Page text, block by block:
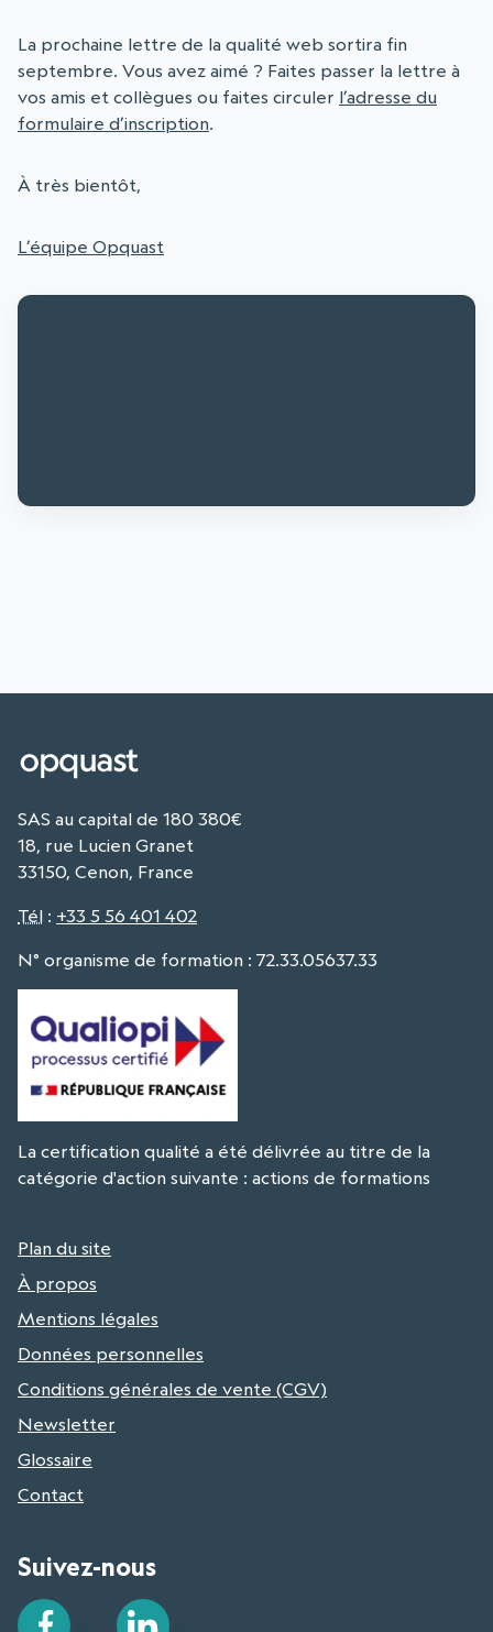
La prochaine lettre de la qualité web sortira fin
septembre. Vous avez aimé ? Faites passer la lettre à
vos amis et collègues ou faites circuler l’adresse du
formulaire d’inscription.
À très bientôt,
L’équipe Opquast
SAS au capital de 180 380€
18, rue Lucien Granet
33150, Cenon, France
Tél : +33 5 56 401 402
N° organisme de formation : 72.33.05637.33
La certification qualité a été délivrée au titre de la
catégorie d'action suivante : actions de formations
Plan du site
À propos
Mentions légales
Données personnelles
Conditions générales de vente (CGV)
Newsletter
Glossaire
Contact
Suivez-nous
Facebook